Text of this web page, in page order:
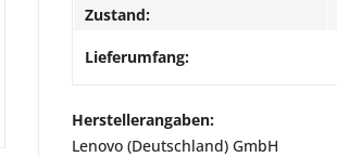
Zustand:
Lieferumfang:
Herstellerangaben:
Lenovo (Deutschland) GmbH